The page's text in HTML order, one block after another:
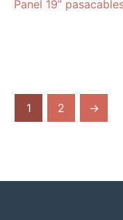
Panel 19”
1 2 →